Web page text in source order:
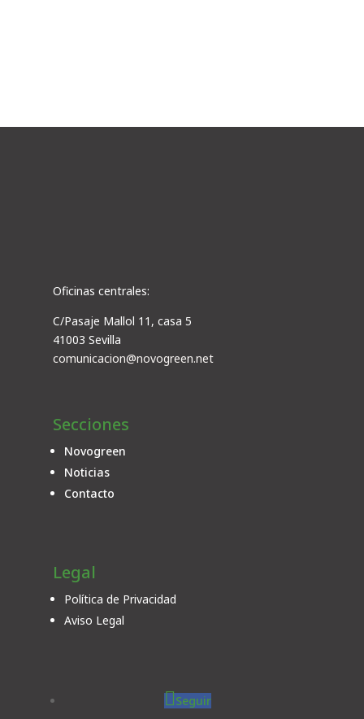
Oficinas centrales:
C/Pasaje Mallol 11, casa 5
41003 Sevilla
comunicacion@novogreen.net
Secciones
Novogreen
Noticias
Contacto
Legal
Política de Privacidad
Aviso Legal
Seguir